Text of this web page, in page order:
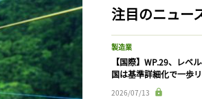
注目のニュー
製造業
【国際】WP.29、レベ
国は基準詳細化で一歩
2026/07/13